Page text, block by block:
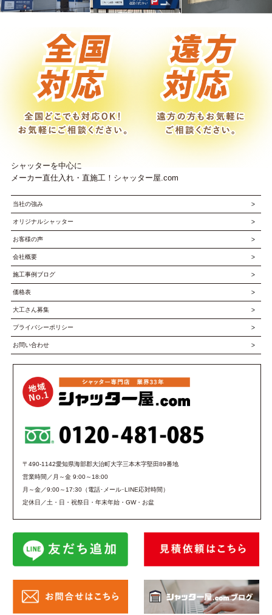
シャッターを中心に
メーカー直仕入れ・直施工！シャッター屋.com
当社の強み
オリジナルシャッター
お客様の声
会社概要
施工事例ブログ
価格表
大工さん募集
プライバシーポリシー
お問い合わせ
〒490-1142愛知県海部郡大治町大字三本木字堅田89番地
営業時間／月～金 9:00～18:00
月～金／9:00～17:30（電話･メール･LINE応対時間）
定休日／土・日・祝祭日・年末年始・GW・お盆